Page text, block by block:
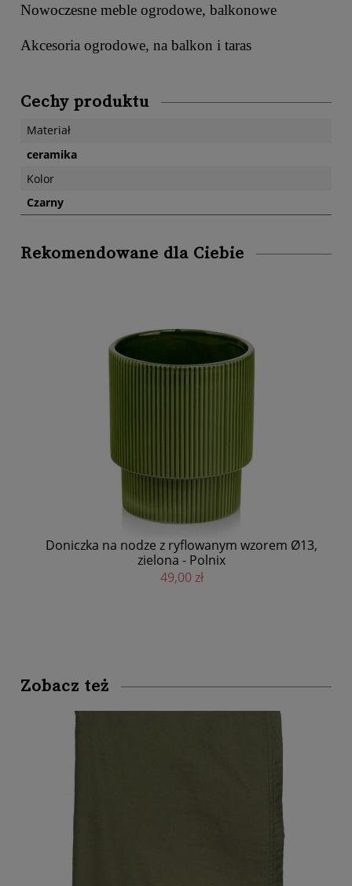
Nowoczesne meble ogrodowe, balkonowe
Akcesoria ogrodowe, na balkon i taras
Cechy produktu
Materiał
ceramika
Kolor
Czarny
Rekomendowane dla Ciebie
Doniczka na nodze z ryflowanym wzorem Ø13,
zielona - Polnix
49,00 zł
Zobacz też